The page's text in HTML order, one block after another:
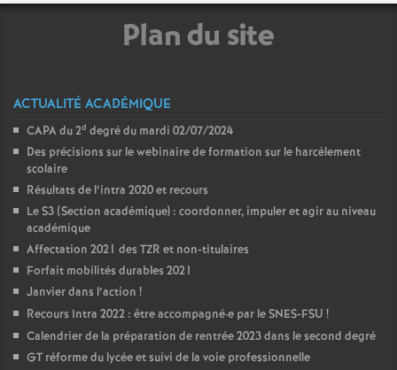
Plan du site
ACTUALITÉ ACADÉMIQUE
CAPA du 2d degré du mardi 02/07/2024
Des précisions sur le webinaire de formation sur le harcèlement
scolaire
Résultats de l’intra 2020 et recours
Le S3 (Section académique) : coordonner, impuler et agir au niveau
académique
Affectation 2021 des TZR et non-titulaires
Forfait mobilités durables 2021
Janvier dans l’action !
Recours Intra 2022 : être accompagné·e par le SNES-FSU !
Calendrier de la préparation de rentrée 2023 dans le second degré
GT réforme du lycée et suivi de la voie professionnelle